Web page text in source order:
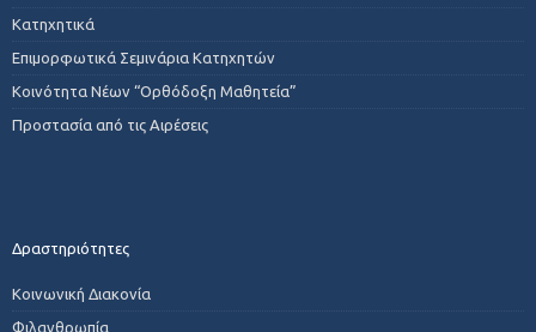
Κατηχητικά
Επιμορφωτικά Σεμινάρια Κατηχητών
Κοινότητα Νέων “Ορθόδοξη Μαθητεία”
Προστασία από τις Αιρέσεις
Δραστηριότητες
Κοινωνική Διακονία
Φιλανθρωπία